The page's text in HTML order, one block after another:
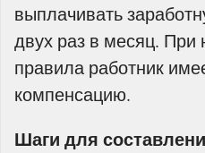
выплачивать
двух раз в месяц. При
правила работник
компенсацию.
Шаги для